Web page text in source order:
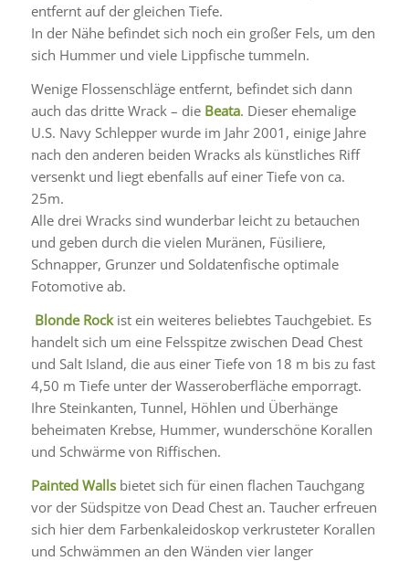
entfernt auf der gleichen Tiefe.
In der Nähe befindet sich noch ein großer Fels, um den
sich Hummer und viele Lippfische tummeln.
Wenige Flossenschläge entfernt, befindet sich dann
auch das dritte Wrack – die Beata. Dieser ehemalige
U.S. Navy Schlepper wurde im Jahr 2001, einige Jahre
nach den anderen beiden Wracks als künstliches Riff
versenkt und liegt ebenfalls auf einer Tiefe von ca.
25m.
Alle drei Wracks sind wunderbar leicht zu betauchen
und geben durch die vielen Muränen, Füsiliere,
Schnapper, Grunzer und Soldatenfische optimale
Fotomotive ab.
Blonde Rock ist ein weiteres beliebtes Tauchgebiet. Es
handelt sich um eine Felsspitze zwischen Dead Chest
und Salt Island, die aus einer Tiefe von 18 m bis zu fast
4,50 m Tiefe unter der Wasseroberfläche emporragt.
Ihre Steinkanten, Tunnel, Höhlen und Überhänge
beheimaten Krebse, Hummer, wunderschöne Korallen
und Schwärme von Riffischen.
Painted Walls bietet sich für einen flachen Tauchgang
vor der Südspitze von Dead Chest an. Taucher erfreuen
sich hier dem Farbenkaleidoskop verkrusteter Korallen
und Schwämmen an den Wänden vier langer